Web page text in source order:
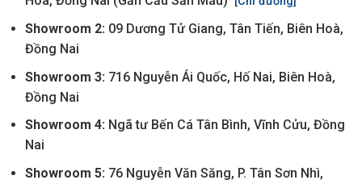
Showroom 2: 09 Dương Tử Giang, Tân Tiến, Biên Hoà,
Đồng Nai
Showroom 3: 716 Nguyễn Ái Quốc, Hố Nai, Biên Hoà,
Đồng Nai
Showroom 4:Ngã tư Bến Cá Tân Bình, Vĩnh Cửu, Đồng
Nai
Showroom 5: 76 Nguyễn Văn Săng, P. Tân Sơn Nhì,